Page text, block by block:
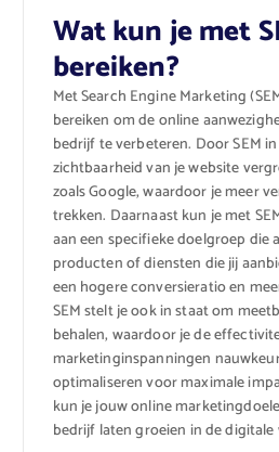
Wat kun je met
bereiken?
Met Search Engine Marketing
bereiken om de online
bedrijf te verbeteren. Door SEM
zichtbaarheid van je website
zoals Google, waardoor je meer
trekken. Daarnaast kun je met
aan een specifieke doelgroep die
producten of diensten die jij
een hogere conversieratio en
SEM stelt je ook in staat om
behalen, waardoor je de
marketinginspanningen
optimaliseren voor maximale
kun je jouw online
bedrijf laten groeien in de digitale